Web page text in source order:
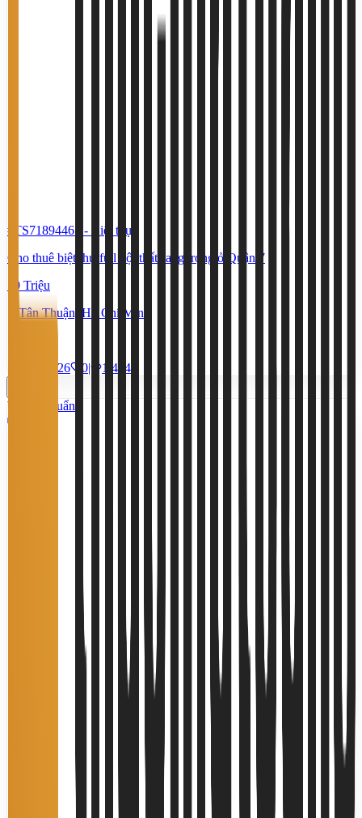
#TS71894465 -
Biệt thự
Cho thuê biệt thự full nội thất sang trọng ở Quận 7
50 Triệu
Tân Thuận, Hồ Chí Minh
10/7/2026
0| 1.464
Tiêu chuẩn